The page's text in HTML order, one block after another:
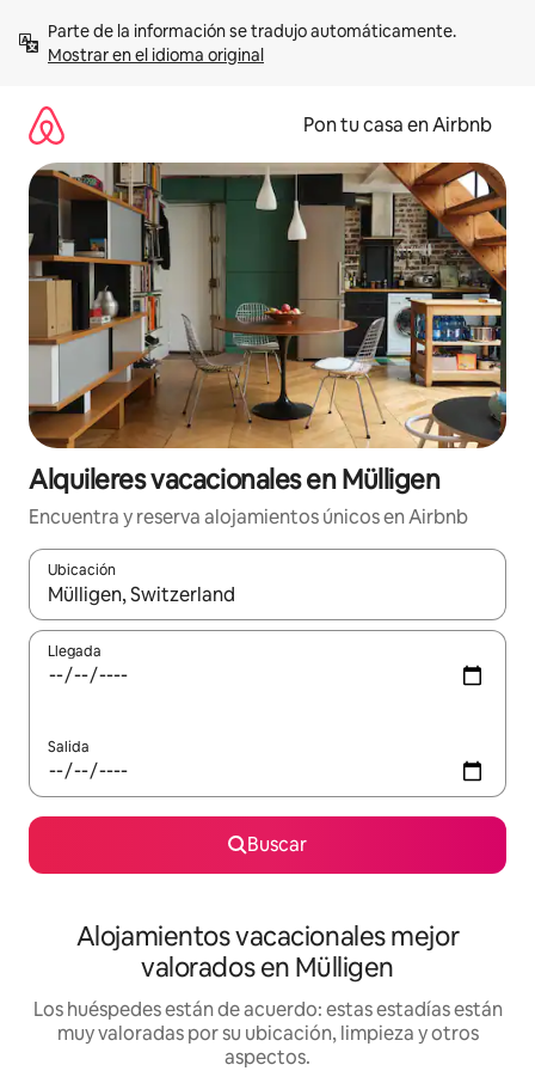
contenidoMostrar en el idioma original
Pon tu casa en Airbnb
Alquileres vacacionales en Mülligen
Encuentra y reserva alojamientos únicos en Airbnb
Ubicación
Cuando los resultados estén disponibles, navega con las
Llegada
Salida
Buscar
Alojamientos vacacionales mejor
valorados en Mülligen
Los huéspedes están de acuerdo: estas estadías están
muy valoradas por su ubicación, limpieza y otros
aspectos.